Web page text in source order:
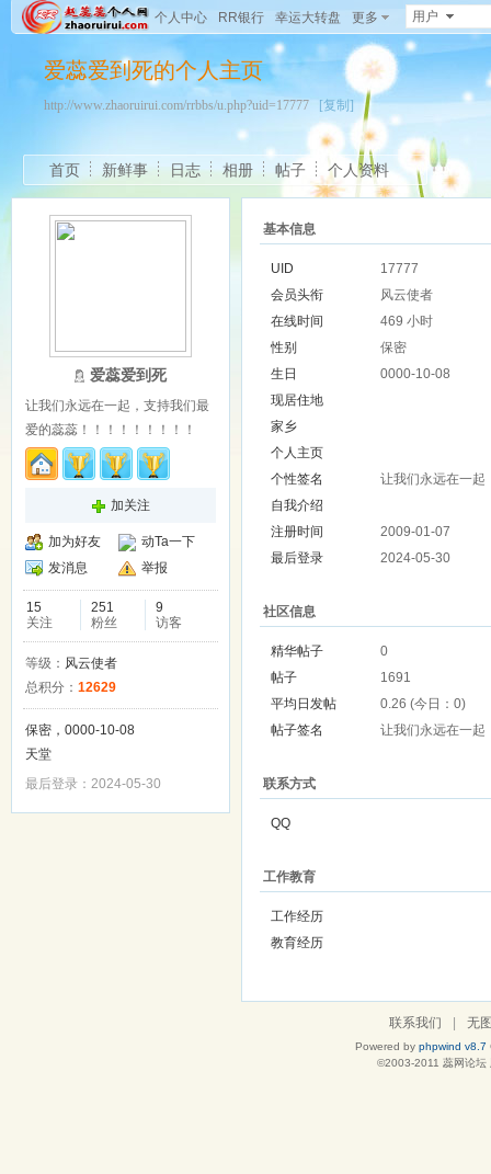
个人中心 RR银行 幸运大转盘 更多 用户
爱蕊爱到死的个人主页
http://www.zhaoruirui.com/rrbbs/u.php?uid=17777 [复制]
首页 新鲜事 日志 相册 帖子 个人资料
爱蕊爱到死
让我们永远在一起，支持我们最
爱的蕊蕊！！！！！！！！！
加关注
加为好友
动Ta一下
发消息
举报
15
关注
251
粉丝
9
访客
等级： 风云使者
总积分： 12629
保密，0000-10-08
天堂
最后登录：2024-05-30
基本信息
UID
17777
会员头衔
风云使者
在线时间
469 小时
性别
保密
生日
0000-10-08
现居住地
家乡
个人主页
个性签名
让我们永远在一起
自我介绍
注册时间
2009-01-07
最后登录
2024-05-30
社区信息
精华帖子
0
帖子
1691
平均日发帖
0.26 (今日：0)
帖子签名
让我们永远在一起
联系方式
QQ
工作教育
工作经历
教育经历
联系我们 无
Powered by phpwind v8.7
©2003-2011 蕊网论坛